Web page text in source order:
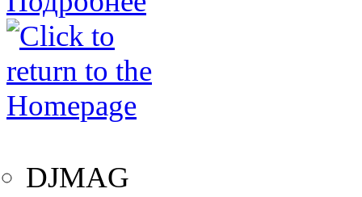
DJMAG